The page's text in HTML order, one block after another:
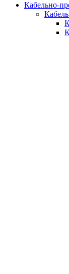
Кабельно-